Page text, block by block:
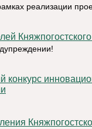
реализации